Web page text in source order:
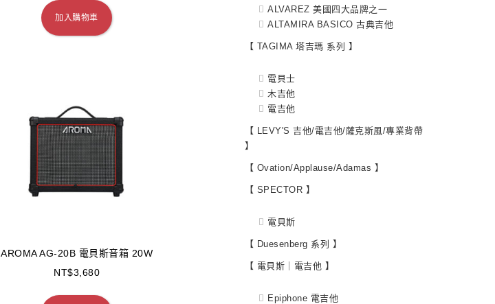
加入購物車
AROMA AG-20B 電貝斯音箱 20W
NT$3,680
ALVAREZ 美國四大品牌之一
ALTAMIRA BASICO 古典吉他
【 TAGIMA 塔吉瑪 系列 】
電貝士
木吉他
電吉他
【 LEVY'S 吉他/電吉他/薩克斯風/專業背帶
】
【 Ovation/Applause/Adamas 】
【 SPECTOR 】
電貝斯
【 Duesenberg 系列 】
【 電貝斯｜電吉他 】
Epiphone 電吉他